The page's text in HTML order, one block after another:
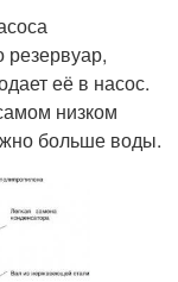
резервуар,
её в насос.
низком
больше воды.